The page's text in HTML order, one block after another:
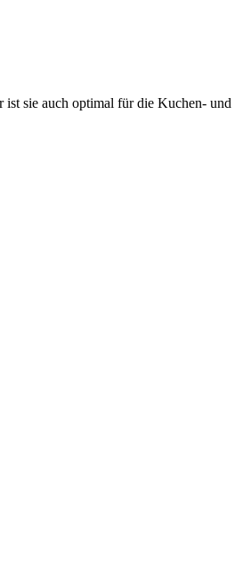
sie auch optimal für die Kuchen- und